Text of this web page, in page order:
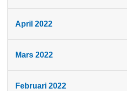
April 2022
Mars 2022
Februari 2022